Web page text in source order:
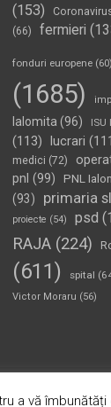
(153)
(66)
fermieri
fonduri europene(60)
(1685)
Ialomita (96)
(113) lucrari
medici (72)
pnl (99) PNL
(93)
primaria
proiecte (54) psd
RAJA(224)
(611)
spital
Victor Moraru (56)
Horse
a vă